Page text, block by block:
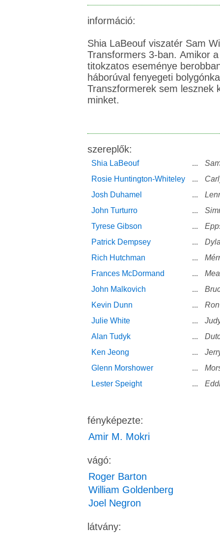
információ:
Shia LaBeouf viszatér Sam
Transformers 3-ban. Amikor
titokzatos eseménye
háborúval fenyegeti
Transzformerek sem lesznek
minket.
szereplők:
Shia LaBeouf ...
Rosie Huntington-Whiteley
...
Josh Duhamel
...
John Turturro
...
Tyrese Gibson
...
Patrick Dempsey
...
Rich Hutchman
...
Frances McDormand
...
John Malkovich
...
Kevin Dunn
...
Julie White
...
Alan Tudyk
...
Ken Jeong
...
Glenn Morshower
...
Lester Speight
...
fényképezte:
Amir M. Mokri
vágó:
Roger Barton
William Goldenberg
Joel Negron
látvány: